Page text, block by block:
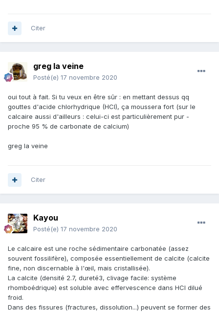
Citer
greg la veine
Posté(e) 17 novembre 2020
oui tout à fait. Si tu veux en être sûr : en mettant dessus qq
gouttes d'acide chlorhydrique (HCl), ça moussera fort (sur le
calcaire aussi d'ailleurs : celui-ci est particulièrement pur -
proche 95 % de carbonate de calcium)
greg la veine
Citer
Kayou
Posté(e) 17 novembre 2020
Le calcaire est une roche sédimentaire carbonatée (assez
souvent fossilifère), composée essentiellement de calcite (calcite
fine, non discernable à l'œil, mais cristallisée).
La calcite (densité 2.7, dureté3, clivage facile: système
rhomboédrique) est soluble avec effervescence dans HCl dilué
froid.
Dans des fissures (fractures, dissolution...) peuvent se former des